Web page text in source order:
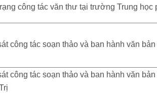
công tác văn thư tại trường Trung học
công tác soạn thảo và ban hành văn
công tác soạn thảo và ban hành văn